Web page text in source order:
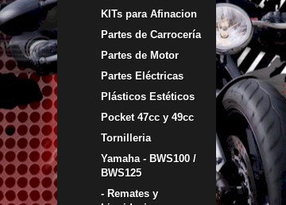
KITs para Afinacion
Partes de Carrocería
Partes de Motor
Partes Eléctricas
Plásticos Estéticos
Pocket 47cc y 49cc
Tornilleria
Yamaha - BWS100 /
BWS125
- Remates y